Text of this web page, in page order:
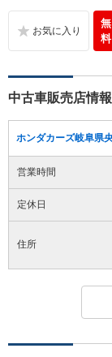
無
料
中古車販売店情報
ホンダカーズ岐阜県
営業時間
定休日
住所